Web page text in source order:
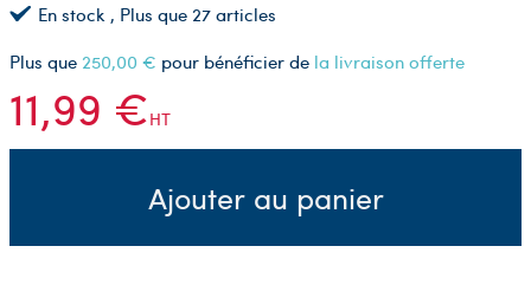
En stock , Plus que 27 articles
Plus que 250,00 € pour bénéficier de la livraison offerte
11,99 €HT
Ajouter au panier